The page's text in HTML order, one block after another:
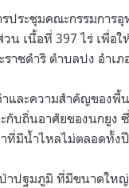
ประชุมคณะกรรมการ
น เนื้อที่ 397ไร่ เพื่อใ
ราชดำริ ตำบลปง อำเ
ละความสำคัญของพื้
กับถิ่นอาศัยของนกยู
ที่มีน้ำไหลไม่ตลอดทั้ง
ปฐมภูมิ ที่มีขนาดใหญ่